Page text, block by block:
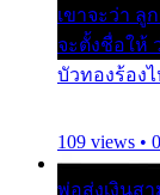
เขาจะว่า ลู
จะตั้งชื่อให้
บัวทองร้อง
109 views •
พ่อส่งเงินส